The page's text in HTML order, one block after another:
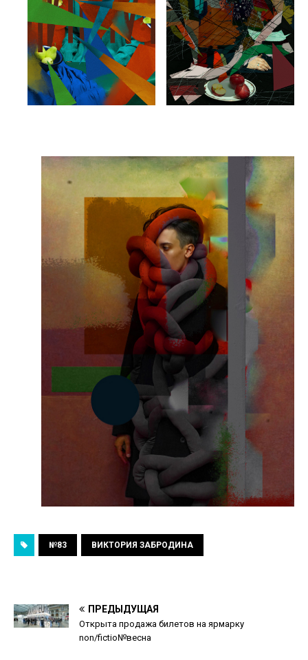
№83 ВИКТОРИЯ ЗАБРОДИНА
ПРЕДЫДУЩАЯ
Открыта продажа билетов на ярмарку
non/fictio№весна